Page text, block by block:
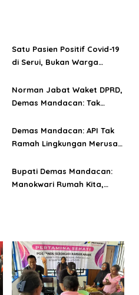
Satu Pasien Positif Covid-19
di Serui, Bukan Warga
Norman Jabat Waket DPRD,
Demas Mandacan: Tak
Pelantikan
Demas Mandacan: API Tak
Ramah Lingkungan Merusak
Bupati Demas Mandacan:
Manokwari Rumah Kita,